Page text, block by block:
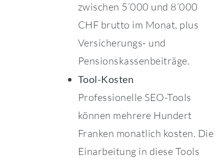
zwischen 5’000 und 8’000
CHF brutto im Monat, plus
Versicherungs- und
Pensionskassenbeiträge.
Tool-Kosten
Professionelle SEO-Tools
können mehrere Hundert
Franken monatlich kosten. Die
Einarbeitung in diese Tools